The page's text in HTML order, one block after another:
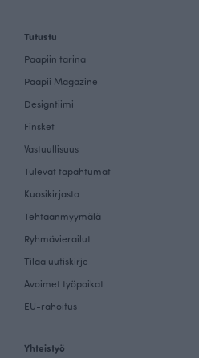
Tutustu
Paapiin tarina
Paapii Magazine
Designtiimi
Finsket
Vastuullisuus
Tulevat tapahtumat
Kuosikirjasto
Tehtaanmyymälä
Ryhmävierailut
Tilaa uutiskirje
Avoimet työpaikat
EU-rahoitus
Yhteistyö